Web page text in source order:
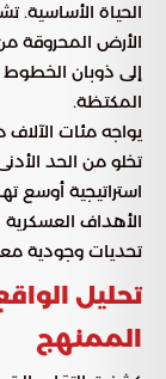
الحياة الأساسية.
الأرض المحروقة
إلى ذوبان الخطوط
المكتظة.
يواجه مئات
تخلو من الحد
استراتيجية أوسع
الأهداف
تحديات وجودية
تحليل
الممنهج